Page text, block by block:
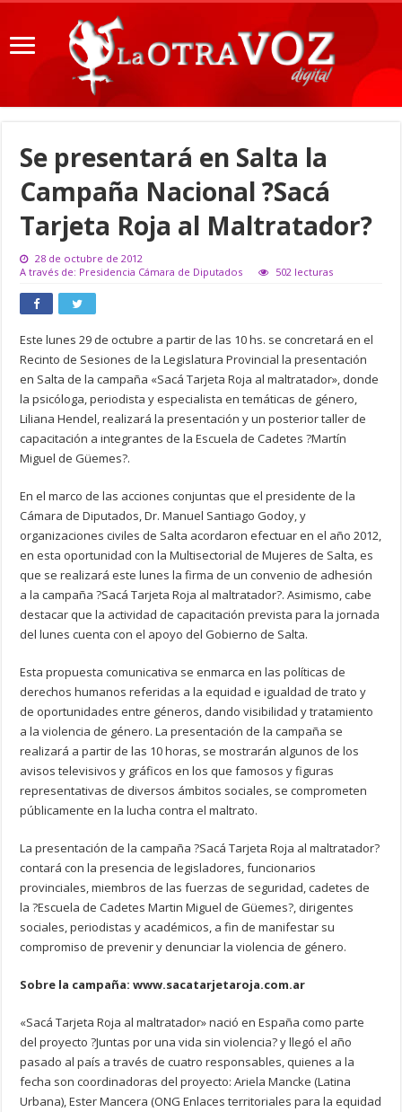
Se presentará en Salta la
Campaña Nacional ?Sacá
Tarjeta Roja al Maltratador?
28 de octubre de 2012
A través de: Presidencia Cámara de Diputados
502 lecturas
Este lunes 29 de octubre a partir de las 10 hs. se concretará en el
Recinto de Sesiones de la Legislatura Provincial la presentación
en Salta de la campaña «Sacá Tarjeta Roja al maltratador», donde
la psicóloga, periodista y especialista en temáticas de género,
Liliana Hendel, realizará la presentación y un posterior taller de
capacitación a integrantes de la Escuela de Cadetes ?Martín
Miguel de Güemes?.
En el marco de las acciones conjuntas que el presidente de la
Cámara de Diputados, Dr. Manuel Santiago Godoy, y
organizaciones civiles de Salta acordaron efectuar en el año 2012,
en esta oportunidad con la Multisectorial de Mujeres de Salta, es
que se realizará este lunes la firma de un convenio de adhesión
a la campaña ?Sacá Tarjeta Roja al maltratador?. Asimismo, cabe
destacar que la actividad de capacitación prevista para la jornada
del lunes cuenta con el apoyo del Gobierno de Salta.
Esta propuesta comunicativa se enmarca en las políticas de
derechos humanos referidas a la equidad e igualdad de trato y
de oportunidades entre géneros, dando visibilidad y tratamiento
a la violencia de género. La presentación de la campaña se
realizará a partir de las 10 horas, se mostrarán algunos de los
avisos televisivos y gráficos en los que famosos y figuras
representativas de diversos ámbitos sociales, se comprometen
públicamente en la lucha contra el maltrato.
La presentación de la campaña ?Sacá Tarjeta Roja al maltratador?
contará con la presencia de legisladores, funcionarios
provinciales, miembros de las fuerzas de seguridad, cadetes de
la ?Escuela de Cadetes Martin Miguel de Güemes?, dirigentes
sociales, periodistas y académicos, a fin de manifestar su
compromiso de prevenir y denunciar la violencia de género.
Sobre la campaña: www.sacatarjetaroja.com.ar
«Sacá Tarjeta Roja al maltratador» nació en España como parte
del proyecto ?Juntas por una vida sin violencia? y llegó el año
pasado al país a través de cuatro responsables, quienes a la
fecha son coordinadoras del proyecto: Ariela Mancke (Latina
Urbana), Ester Mancera (ONG Enlaces territoriales para la equidad